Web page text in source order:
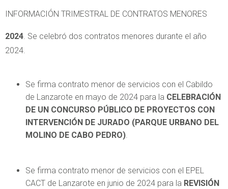
INFORMACIÓN TRIMESTRAL DE CONTRATOS MENORES
2024. Se celebró dos contratos menores durante el año
2024.
Se firma contrato menor de servicios con el Cabildo
de Lanzarote en mayo de 2024 para la CELEBRACIÓN
DE UN CONCURSO PÚBLICO DE PROYECTOS CON
INTERVENCIÓN DE JURADO (PARQUE URBANO DEL
MOLINO DE CABO PEDRO).
Se firma contrato menor de servicios con el EPEL
CACT de Lanzarote en junio de 2024 para la REVISIÓN